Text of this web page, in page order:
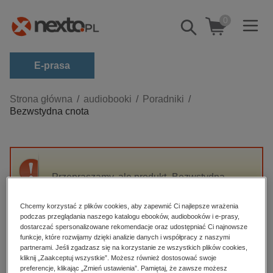
Pokaż/schowaj
wyszukiwarkę
0
E-prasa
Kategorie
Zobacz wszystkie E-prasa
budownictwo, aranżacja wnętrz
darmowe wydania
edukacja
hobby, sport, rozrywka
komputery, internet, technologie, informatyka
Strona główna audiobooki
Poradniki
Bezwstydna cnota
Przepraszamy, ale produkt „Bezwstydna
High-contrast mode
Polecane
Chcemy korzystać z plików cookies, aby zapewnić Ci najlepsze wrażenia
podczas przeglądania naszego katalogu ebooków, audiobooków i e-prasy,
dostarczać spersonalizowane rekomendacje oraz udostępniać Ci najnowsze
funkcje, które rozwijamy dzięki analizie danych i współpracy z naszymi
partnerami. Jeśli zgadzasz się na korzystanie ze wszystkich plików cookies,
kliknij „Zaakceptuj wszystkie”. Możesz również dostosować swoje
preferencje, klikając „Zmień ustawienia”. Pamiętaj, że zawsze możesz